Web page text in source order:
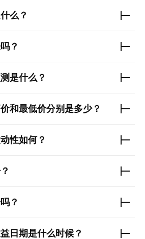
么？
？
是什么？
和最低价分别是多少？
性如何？
？
日期是什么时候？